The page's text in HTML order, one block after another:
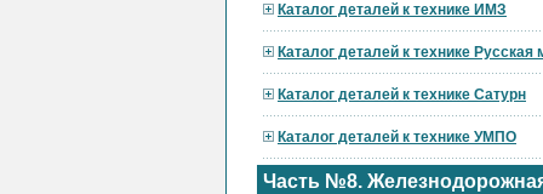
Каталог деталей к технике ИМЗ
Каталог деталей к технике Русская
Каталог деталей к технике Сатурн
Каталог деталей к технике УМПО
Часть №8.